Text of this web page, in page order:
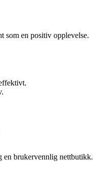
som en positiv opplevelse.
en brukervennlig nettbutikk.